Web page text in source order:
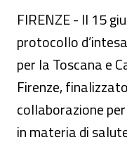
FIRENZE - Il 15
protocollo
per la Toscana e
Firenze,
collaborazione
in materia di